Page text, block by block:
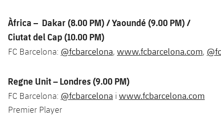
Classificació
Fotos
VALORANT Rising
VALORANT Game Changers
eFootball
Àfrica – Dakar (8.00 PM) / Yaoundé (9.00 PM) /
Ciutat del Cap (10.00 PM)
FC Barcelona: @fcbarcelona, www.fcbarcelona.com,
Regne Unit – Londres (9.00 PM)
FC Barcelona: @fcbarcelona i www.fcbarcelona.com
Premier Player